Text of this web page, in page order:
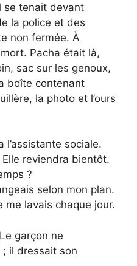
se tenait devant
la police et des
non fermée. À
Pacha était là,
sac sur les genoux,
boîte contenant
la photo et l’ours
sociale.
reviendra bientôt.
?
selon mon plan.
me lavais chaque jour.
garçon ne
; il dressait son